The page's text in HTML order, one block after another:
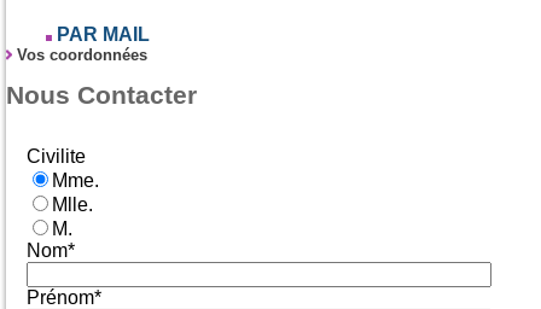
PAR MAIL
Vos coordonnées
Nous Contacter
Civilite
Mme.
Mlle.
M.
Nom*
Prénom*